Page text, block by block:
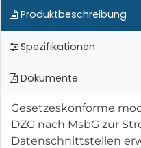
Produktbeschreibung
Spezifikationen
Dokumente
Gesetzeskonforme
DZG nach MsbG zur
Datenschnittstellen